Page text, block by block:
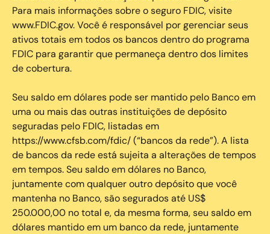
Para mais informações sobre o seguro FDIC, visite
www.FDIC.gov. Você é responsável por gerenciar seus
ativos totais em todos os bancos dentro do programa
FDIC para garantir que permaneça dentro dos limites
de cobertura.
Seu saldo em dólares pode ser mantido pelo Banco em
uma ou mais das outras instituições de depósito
seguradas pelo FDIC, listadas em
https://www.cfsb.com/fdic/ (“bancos da rede”). A lista
de bancos da rede está sujeita a alterações de tempos
em tempos. Seu saldo em dólares no Banco,
juntamente com qualquer outro depósito que você
mantenha no Banco, são segurados até US$
250.000,00 no total e, da mesma forma, seu saldo em
dólares mantido em um banco da rede, juntamente